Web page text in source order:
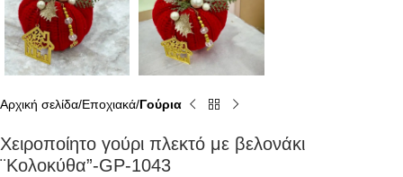
Αρχική σελίδα Εποχιακά Γούρια
Χειροποίητο γούρι πλεκτό με βελονάκι
¨Κολοκύθα”-GP-1043